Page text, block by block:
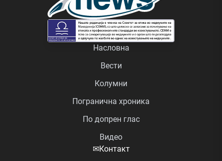
Насловна
Вести
Колумни
Погранична хроника
По допрен глас
Видео
✉Контакт